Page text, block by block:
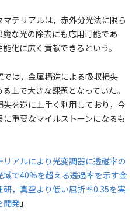
テリアルは，赤外分光法に限ら
な光の除去にも応用可能であ
化に広く貢献できるという。
は，金属構造による吸収損失
上で大きな課題となっていた。
を逆に上手く利用しており，今
重要なマイルストーンになるも
アルにより光変調器に透磁率の
域で40%を超える透過率を示す金
研，真空より低い屈折率0.35を実
開発 」